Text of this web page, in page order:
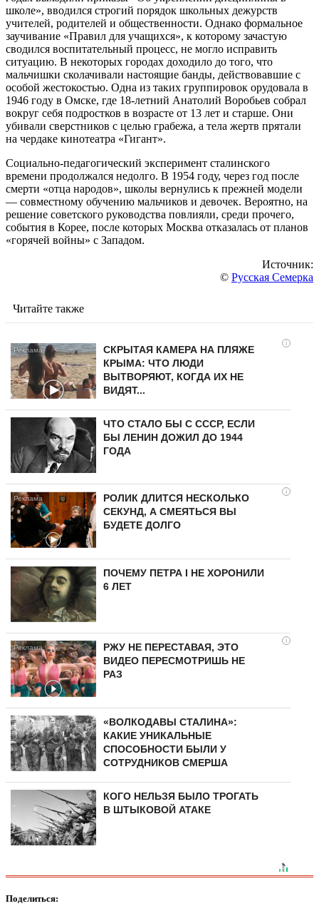
школе», вводился строгий порядок школьных дежурств
учителей, родителей и общественности. Однако формальное
заучивание «Правил для учащихся», к которому зачастую
сводился воспитательный процесс, не могло исправить
ситуацию. В некоторых городах доходило до того, что
мальчишки сколачивали настоящие банды, действовавшие с
особой жестокостью. Одна из таких группировок орудовала в
1946 году в Омске, где 18-летний Анатолий Воробьев собрал
вокруг себя подростков в возрасте от 13 лет и старше. Они
убивали сверстников с целью грабежа, а тела жертв прятали
на чердаке кинотеатра «Гигант».
Социально-педагогический эксперимент сталинского
времени продолжался недолго. В 1954 году, через год после
смерти «отца народов», школы вернулись к прежней модели
— совместному обучению мальчиков и девочек. Вероятно, на
решение советского руководства повлияли, среди прочего,
события в Корее, после которых Москва отказалась от планов
«горячей войны» с Западом.
Источник:
© Русская Семерка
Читайте также
i
СКРЫТАЯ КАМЕРА НА ПЛЯЖЕ
КРЫМА: ЧТО ЛЮДИ
ВЫТВОРЯЮТ, КОГДА ИХ НЕ
ВИДЯТ...
ЧТО СТАЛО БЫ С СССР, ЕСЛИ
БЫ ЛЕНИН ДОЖИЛ ДО 1944
ГОДА
i
РОЛИК ДЛИТСЯ НЕСКОЛЬКО
СЕКУНД, А СМЕЯТЬСЯ ВЫ
БУДЕТЕ ДОЛГО
ПОЧЕМУ ПЕТРА I НЕ ХОРОНИЛИ
6 ЛЕТ
i
РЖУ НЕ ПЕРЕСТАВАЯ, ЭТО
ВИДЕО ПЕРЕСМОТРИШЬ НЕ
РАЗ
«ВОЛКОДАВЫ СТАЛИНА»:
КАКИЕ УНИКАЛЬНЫЕ
СПОСОБНОСТИ БЫЛИ У
СОТРУДНИКОВ СМЕРША
КОГО НЕЛЬЗЯ БЫЛО ТРОГАТЬ
В ШТЫКОВОЙ АТАКЕ
Поделиться: